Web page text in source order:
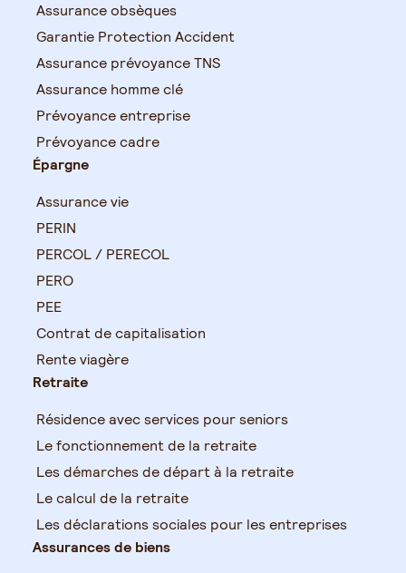
Assurance obsèques
Garantie Protection Accident
Assurance prévoyance TNS
Assurance homme clé
Prévoyance entreprise
Prévoyance cadre
Épargne
Assurance vie
PERIN
PERCOL / PERECOL
PERO
PEE
Contrat de capitalisation
Rente viagère
Retraite
Résidence avec services pour seniors
Le fonctionnement de la retraite
Les démarches de départ à la retraite
Le calcul de la retraite
Les déclarations sociales pour les entreprises
Assurances de biens